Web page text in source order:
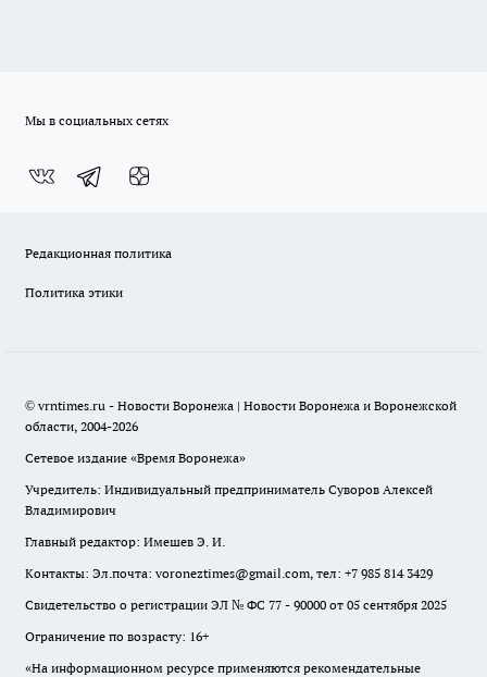
Мы в социальных сетях
Редакционная политика
Политика этики
© vrntimes.ru - Новости Воронежа | Новости Воронежа и Воронежской
области, 2004-2026
Сетевое издание «Время Воронежа»
Учредитель: Индивидуальный предприниматель Суворов Алексей
Владимирович
Главный редактор: Имешев Э. И.
Контакты: Эл.почта: voroneztimes@gmail.com, тел: +7 985 814 3429
Свидетельство о регистрации ЭЛ № ФС 77 - 90000 от 05 сентября 2025
Ограничение по возрасту: 16+
«На информационном ресурсе применяются рекомендательные